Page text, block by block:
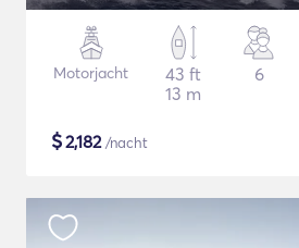
Motorjacht
43 ft
13 m
6
$2,182/nacht